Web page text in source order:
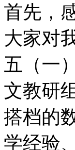
首先，
大家对
五（一
文教研
搭档的
学经验